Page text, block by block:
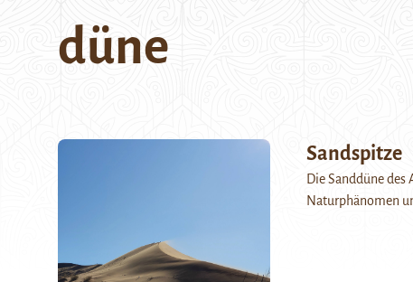
düne
Sandspitze
Die Sanddüne
Naturphänomen